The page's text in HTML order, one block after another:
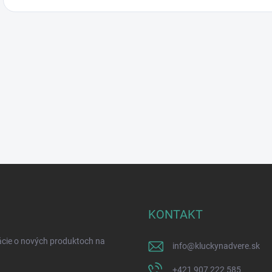
o nových produktoch na
KONTAKT
info@kluckynadvere.sk
+421 907 222 585